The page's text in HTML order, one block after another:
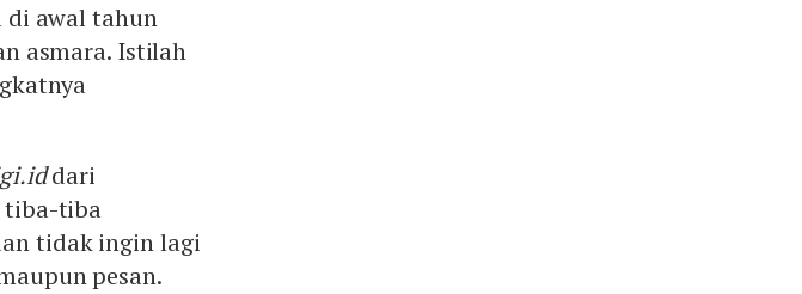
di awal tahun
asmara. Istilah
dari
tiba-tiba
tidak ingin lagi
pesan.